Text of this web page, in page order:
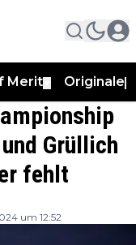
Merit Originale
Grüllich
fehlt
um 12:52